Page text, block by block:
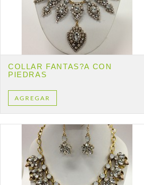
COLLAR FANTAS?­A CON
PIEDRAS
AGREGAR